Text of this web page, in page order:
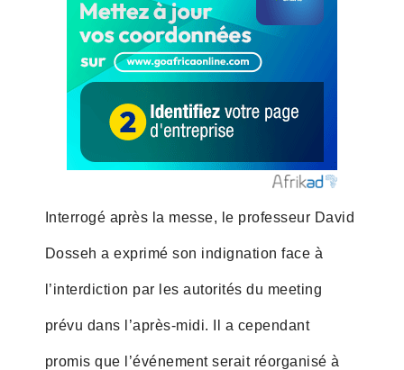
Interrogé après la messe, le professeur David
Dosseh a exprimé son indignation face à
l’interdiction par les autorités du meeting
prévu dans l’après-midi. Il a cependant
promis que l’événement serait réorganisé à